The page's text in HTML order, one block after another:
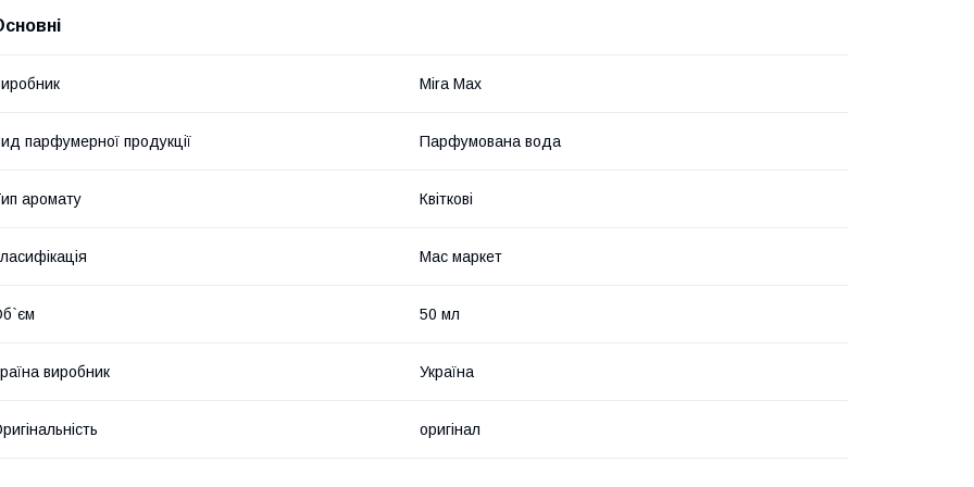
Mira Max
парфумерної продукції Парфумована вода
аромату Квіткові
Мас маркет
50 мл
виробник Україна
оригінал